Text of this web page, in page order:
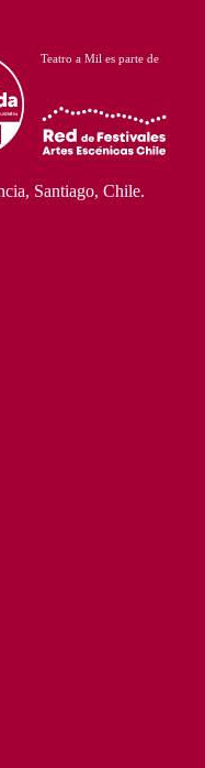
Santiago, Chile.